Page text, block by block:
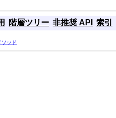
階層ツリー 非推奨 API 索引
ソッド